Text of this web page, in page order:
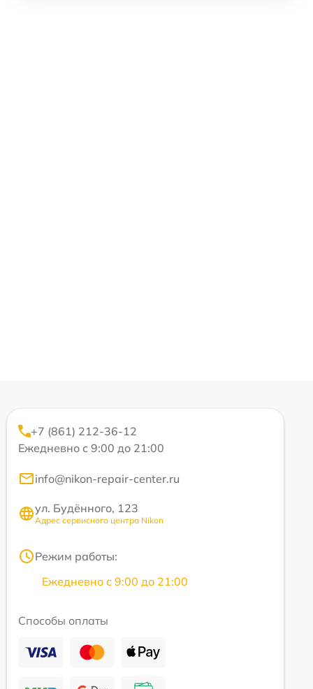
+7 (861) 212-36-12
Ежедневно с 9:00 до 21:00
info@nikon-repair-center.ru
ул. Будённого, 123
Адрес сервисного центра Nikon
Режим работы:
Ежедневно с 9:00 до 21:00
Способы оплаты